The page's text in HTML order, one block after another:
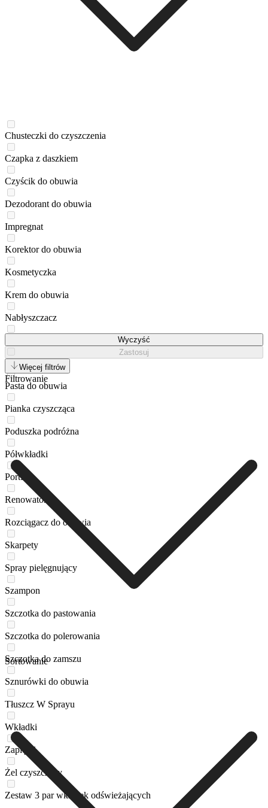
Chusteczki do czyszczenia
Czapka z daszkiem
Czyścik do obuwia
Dezodorant do obuwia
Impregnat
Korektor do obuwia
Kosmetyczka
Krem do obuwia
Nabłyszczacz
Pasek
Pasta do obuwia
Pianka czyszcząca
Poduszka podróżna
Półwkładki
Portfel
Renowator
Rozciągacz do obuwia
Skarpety
Spray pielęgnujący
Szampon
Szczotka do pastowania
Szczotka do polerowania
Szczotka do zamszu
Sznurówki do obuwia
Tłuszcz W Sprayu
Wkładki
Zapiętki
Żel czyszczący
Zestaw 3 par wkładek odświeżających
Wyczyść
Zastosuj
Więcej filtrów
Filtrowanie
Sortowanie